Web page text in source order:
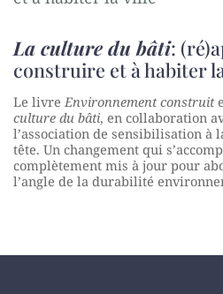
La culture du bâti:
construire et à habiter
Le livreEnvironnement construit
culture du bâti, en collaboration
l’association de sensibilisation
tête. Un changement qui
complètement mis à jour pour
l’angle de la durabilité